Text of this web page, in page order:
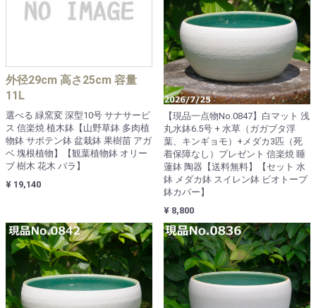
外径29cm 高さ25cm 容量
11L
選べる 緑窯変 深型10号 サナサービ
ス 信楽焼 植木鉢【山野草鉢 多肉植
物鉢 サボテン鉢 盆栽鉢 果樹苗 アガ
ベ 塊根植物】【観葉植物鉢 オリー
ブ 樹木 花木 バラ】
¥ 19,140
【現品一点物No.0847】白マット 浅
丸水鉢6.5号 + 水草（ガガブタ浮
葉、キンギョモ）+メダカ3匹（死
着保障なし）プレゼント 信楽焼 睡
蓮鉢 陶器【送料無料】【セット 水
鉢 メダカ鉢 スイレン鉢 ビオトープ
鉢カバー】
¥ 8,800